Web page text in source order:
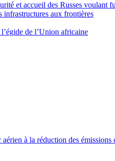
et accueil des Russes voulant
infrastructures aux frontières
de l’Union africaine
à la réduction des émissions